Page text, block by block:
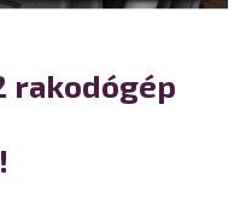
rakodógép